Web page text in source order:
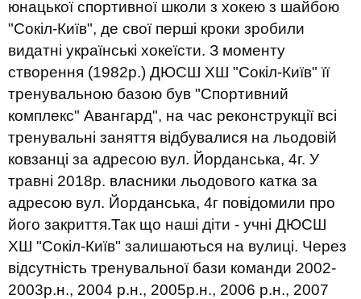
юнацької спортивної школи з хокею з шайбою
"Сокіл-Київ", де свої перші кроки зробили
видатні українські хокеїсти. З моменту
створення (1982р.) ДЮСШ ХШ "Сокіл-Київ" її
тренувальною базою був "Спортивний
комплекс" Авангард", на час реконструкції всі
тренувальні заняття відбувалися на льодовій
ковзанці за адресою вул. Йорданська, 4г. У
травні 2018р. власники льодового катка за
адресою вул. Йорданська, 4г повідомили про
його закриття.Так що наші діти - учні ДЮСШ
ХШ "Сокіл-Київ" залишаються на вулиці. Через
відсутність тренувальної бази команди 2002-
2003р.н., 2004 р.н., 2005р.н., 2006 р.н., 2007